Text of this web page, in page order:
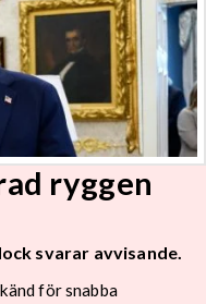
ryggen
svarar avvisande.
för snabba